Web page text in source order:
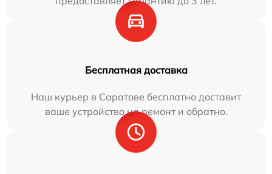
Бесплатная доставка
Наш курьер в Саратове бесплатно доставит
ваше устройство на ремонт и обратно.